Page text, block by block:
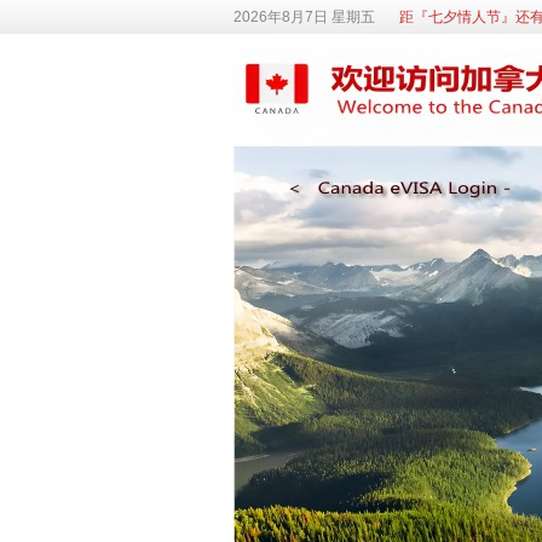
2026年8月7日 星期五 距『七夕情人节』还